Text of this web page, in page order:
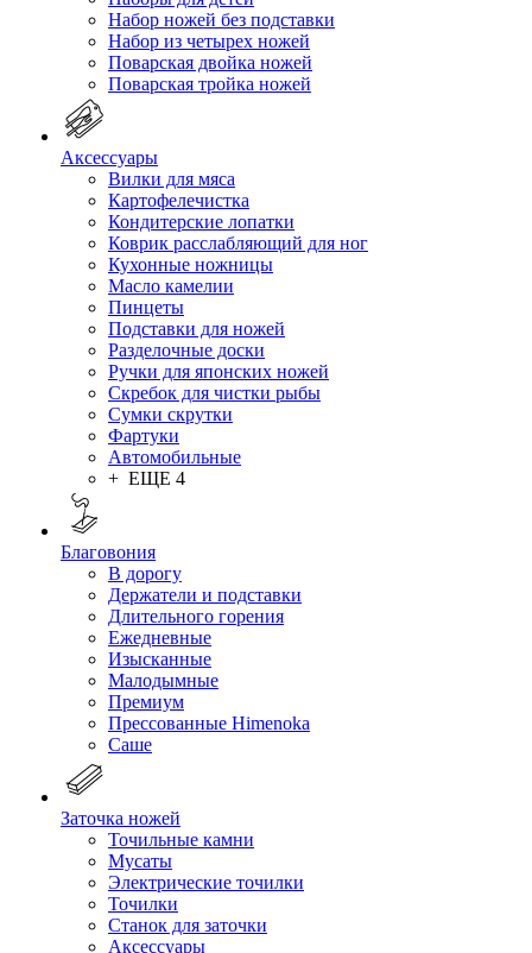
Набор ножей без подставки
Набор из четырех ножей
Поварская двойка ножей
Поварская тройка ножей
Аксессуары
Вилки для мяса
Картофелечистка
Кондитерские лопатки
Коврик расслабляющий для ног
Кухонные ножницы
Масло камелии
Пинцеты
Подставки для ножей
Разделочные доски
Ручки для японских ножей
Скребок для чистки рыбы
Сумки скрутки
Фартуки
Автомобильные
+ ЕЩЕ 4
Благовония
В дорогу
Держатели и подставки
Длительного горения
Ежедневные
Изысканные
Малодымные
Премиум
Прессованные Himenoka
Саше
Заточка ножей
Точильные камни
Мусаты
Электрические точилки
Точилки
Станок для заточки
Аксессуары